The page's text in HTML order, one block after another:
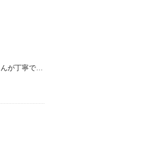
お盆時期でも日帰り入浴を受け付けてくれて、スタッフの皆さんが丁寧でとても感じが良かったです。 肝心の温泉は、鉱泉のために加温とのことで、夏場は害虫が出るとのことから露天…